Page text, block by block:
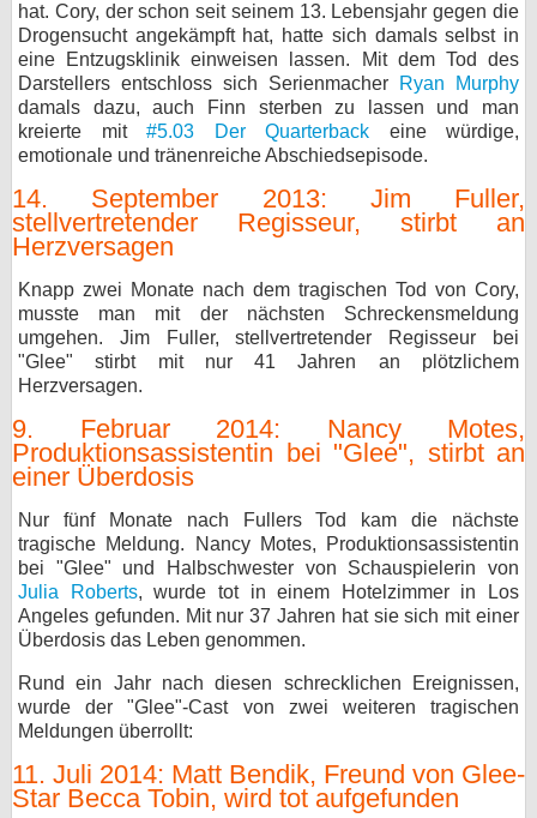
hat. Cory, der schon seit seinem 13. Lebensjahr gegen die
Drogensucht angekämpft hat, hatte sich damals selbst in
eine Entzugsklinik einweisen lassen. Mit dem Tod des
Darstellers entschloss sich Serienmacher
Ryan Murphy
damals dazu, auch Finn sterben zu lassen und man
kreierte mit #5.03 Der Quarterback eine würdige,
emotionale und tränenreiche Abschiedsepisode.
14. September 2013: Jim Fuller,
stellvertretender Regisseur, stirbt an
Herzversagen
Knapp zwei Monate nach dem tragischen Tod von Cory,
musste man mit der nächsten Schreckensmeldung
umgehen. Jim Fuller, stellvertretender Regisseur bei
"Glee" stirbt mit nur 41 Jahren an plötzlichem
Herzversagen.
9. Februar 2014: Nancy Motes,
Produktionsassistentin bei "Glee", stirbt an
einer Überdosis
Nur fünf Monate nach Fullers Tod kam die nächste
tragische Meldung. Nancy Motes, Produktionsassistentin
bei "Glee" und Halbschwester von Schauspielerin von
Julia Roberts, wurde tot in einem Hotelzimmer in Los
Angeles gefunden. Mit nur 37 Jahren hat sie sich mit einer
Überdosis das Leben genommen.
Rund ein Jahr nach diesen schrecklichen Ereignissen,
wurde der "Glee"-Cast von zwei weiteren tragischen
Meldungen überrollt:
11. Juli 2014: Matt Bendik, Freund von Glee-
Star Becca Tobin, wird tot aufgefunden